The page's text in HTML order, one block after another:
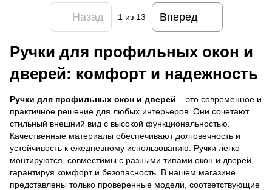
Назад 1 из 13 Вперед
Ручки для профильных окон и
дверей: комфорт и надежность
Ручки для профильных окон и дверей – это современное и
практичное решение для любых интерьеров. Они сочетают
стильный внешний вид с высокой функциональностью.
Качественные материалы обеспечивают долговечность и
устойчивость к ежедневному использованию. Ручки легко
монтируются, совместимы с разными типами окон и дверей,
гарантируя комфорт и безопасность. В нашем магазине
представлены только проверенные модели, соответствующие